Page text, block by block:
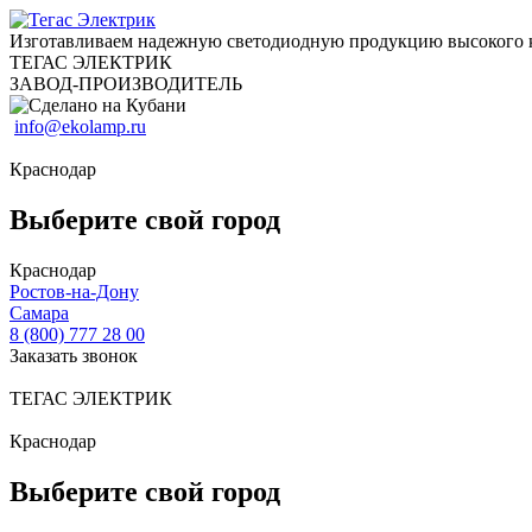
Изготавливаем надежную светодиодную продукцию высокого
ТЕГАС ЭЛЕКТРИК
ЗАВОД-ПРОИЗВОДИТЕЛЬ
info@ekolamp.ru
Краснодар
Выберите свой город
Краснодар
Ростов-на-Дону
Самара
8 (800) 777 28 00
Заказать звонок
ТЕГАС ЭЛЕКТРИК
Краснодар
Выберите свой город